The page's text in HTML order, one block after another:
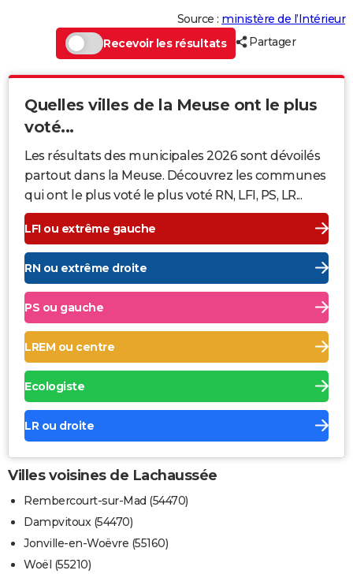
Source : ministère de l’Intérieur
Recevoir les résultats
Partager
Quelles villes de la Meuse ont le plus
voté...
Les résultats des municipales 2026 sont dévoilés
partout dans la Meuse. Découvrez les communes
qui ont le plus voté le plus voté RN, LFI, PS, LR...
LFI ou extrême gauche
RN ou extrême droite
PS ou gauche
LREM ou centre
Ecologiste
LR ou droite
Villes voisines de Lachaussée
Rembercourt-sur-Mad (54470)
Dampvitoux (54470)
Jonville-en-Woëvre (55160)
Woël (55210)